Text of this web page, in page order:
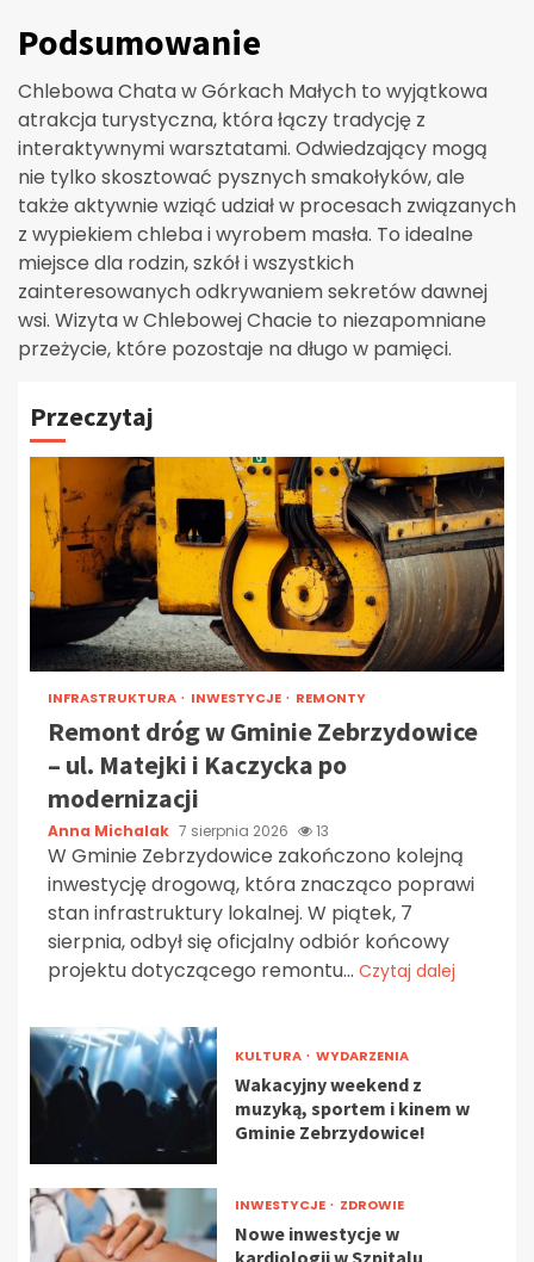
Podsumowanie
Chlebowa Chata w Górkach Małych to wyjątkowa
atrakcja turystyczna, która łączy tradycję z
interaktywnymi warsztatami. Odwiedzający mogą
nie tylko skosztować pysznych smakołyków, ale
także aktywnie wziąć udział w procesach związanych
z wypiekiem chleba i wyrobem masła. To idealne
miejsce dla rodzin, szkół i wszystkich
zainteresowanych odkrywaniem sekretów dawnej
wsi. Wizyta w Chlebowej Chacie to niezapomniane
przeżycie, które pozostaje na długo w pamięci.
Przeczytaj
INFRASTRUKTURA INWESTYCJE REMONTY
Remont dróg w Gminie Zebrzydowice
– ul. Matejki i Kaczycka po
modernizacji
Anna Michalak 7 sierpnia 2026 13
W Gminie Zebrzydowice zakończono kolejną
inwestycję drogową, która znacząco poprawi
stan infrastruktury lokalnej. W piątek, 7
sierpnia, odbył się oficjalny odbiór końcowy
projektu dotyczącego remontu... Czytaj dalej
KULTURA WYDARZENIA
Wakacyjny weekend z
muzyką, sportem i kinem w
Gminie Zebrzydowice!
INWESTYCJE ZDROWIE
Nowe inwestycje w